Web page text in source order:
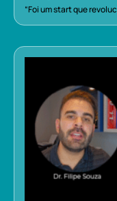
“Foi um start que